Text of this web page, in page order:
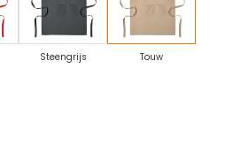
Steengrijs Touw